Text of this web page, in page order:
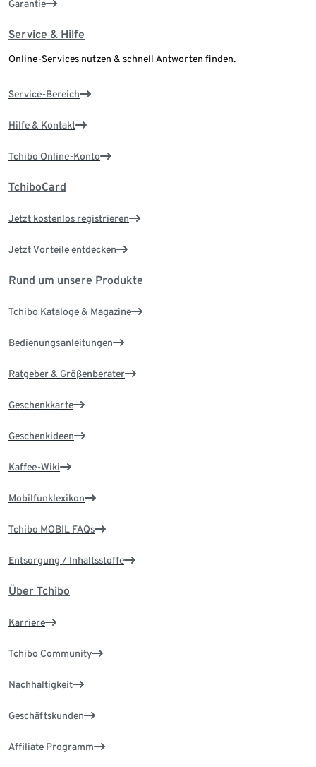
Garantie
Service & Hilfe
Online-Services nutzen & schnell Antworten finden.
Service-Bereich
Hilfe & Kontakt
Tchibo Online-Konto
TchiboCard
Jetzt kostenlos registrieren
Jetzt Vorteile entdecken
Rund um unsere Produkte
Tchibo Kataloge & Magazine
Bedienungsanleitungen
Ratgeber & Größenberater
Geschenkkarte
Geschenkideen
Kaffee-Wiki
Mobilfunklexikon
Tchibo MOBIL FAQs
Entsorgung / Inhaltsstoffe
Über Tchibo
Karriere
Tchibo Community
Nachhaltigkeit
Geschäftskunden
Affiliate Programm